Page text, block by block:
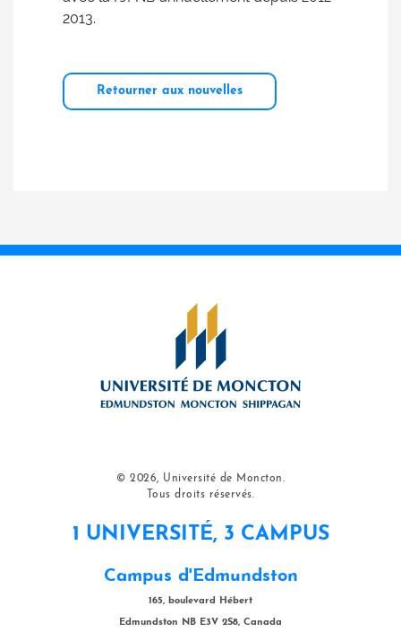
2013.
Retourner aux nouvelles
© 2026, Université de Moncton.
Tous droits réservés.
1 UNIVERSITÉ, 3 CAMPUS
Campus d'Edmundston
165, boulevard Hébert
Edmundston NB E3V 2S8, Canada